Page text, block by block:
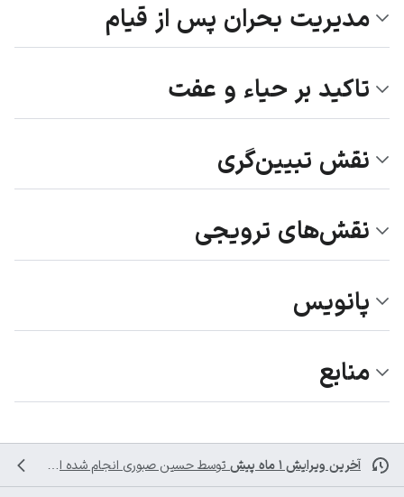
مدیریت بحران پس از قیام
تاکید بر حیاء و عفت
نقش تبیین‌گری
نقش‌های ترویجی
پانویس
منابع
آخرین ویرایش ۱ ماه پیش توسط حسین صبوری انجام شده است